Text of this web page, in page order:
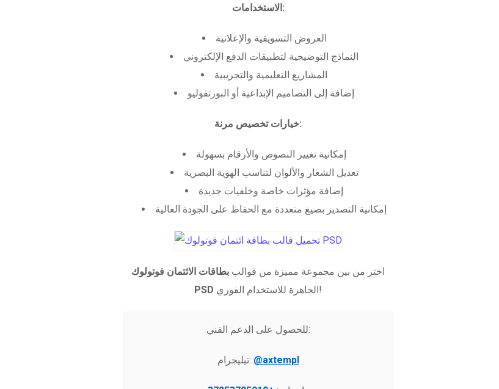
الاستخدامات:
العروض التسويقية والإعلانية
النماذج التوضيحية لتطبيقات الدفع الإلكتروني
المشاريع التعليمية والتجريبية
إضافة إلى التصاميم الإبداعية أو البورتفوليو
خيارات تخصيص مرنة:
إمكانية تغيير النصوص والأرقام بسهولة
تعديل الشعار والألوان لتناسب الهوية البصرية
إضافة مؤثرات خاصة وخلفيات جديدة
إمكانية التصدير بصيغ متعددة مع الحفاظ على الجودة العالية
اختر من بين مجموعة مميزة من قوالب بطاقات الائتمان فوتولوك
PSD
الجاهزة للاستخدام الفوري!
للحصول على الدعم الفني:
تيليجرام: @axtempl